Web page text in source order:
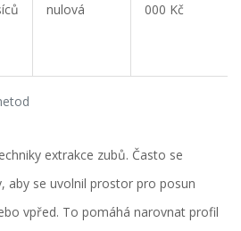
nulová
000 Kč
extrakce zubů. Často se
aby se uvolnil prostor pro posun
vpřed. To pomáhá narovnat profil